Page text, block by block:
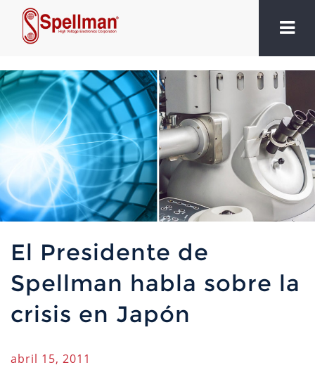
El Presidente de
Spellman habla sobre la
crisis en Japón
abril 15, 2011